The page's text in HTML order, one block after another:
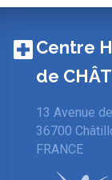
Centre
de
13 Avenue
36700
FRANCE